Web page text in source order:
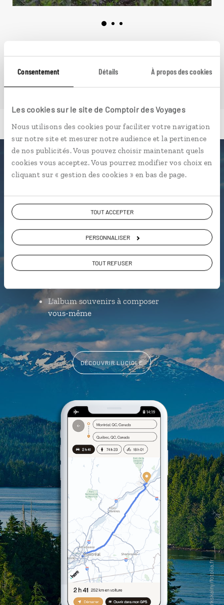
Consentement Détails À propos des cookies
Les cookies sur le site de Comptoir des Voyages
Nous utilisons des cookies pour faciliter votre navigation
sur notre site et mesurer notre audience et la pertinence
de nos publicités. Vous pouvez choisir maintenant quels
cookies vous acceptez. Vous pourrez modifier vos choix en
cliquant sur « gestion des cookies » en bas de page.
TOUT ACCEPTER
PERSONNALISER
TOUT REFUSER
VOIR NOS 40 IDÉES DE VOYAGE AU CANADA
Luciole,
L’itinéraire vers votre chambre
Notre sélection de bars et
microbrasseries
Les plus beaux parcs nationaux
L'album souvenirs à composer
vous-même
DÉCOUVRIR LUCIOLE